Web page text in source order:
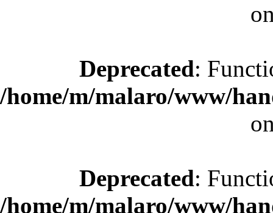
Deprecated:
/home/m/malaro/www/
Deprecated:
/home/m/malaro/www/